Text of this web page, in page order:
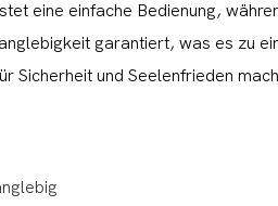
eine einfache Bedienung,
garantiert, was es zu
Sicherheit und Seelenfrieden